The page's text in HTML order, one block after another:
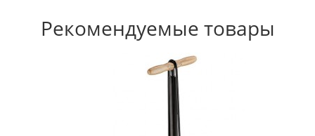
Рекомендуемые товары